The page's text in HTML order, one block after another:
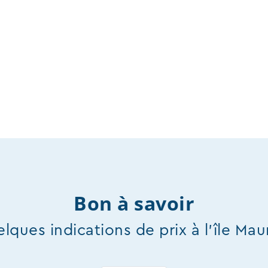
Bon à savoir
indications de prix à l'île